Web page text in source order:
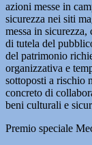
azioni messe in
sicurezza nei siti
messa in
di tutela del
del patrimonio
organizzativa e
sottoposti a rischio
concreto di
beni culturali e
Premio speciale